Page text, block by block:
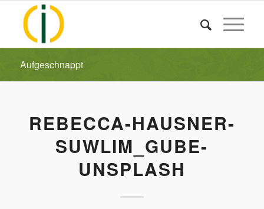
Aufgeschnappt
REBECCA-HAUSNER-
SUWLIM_GUBE-
UNSPLASH